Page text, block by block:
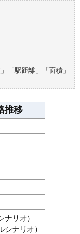
例
しよう
る？
「駅距離」「面積」
推移
ナリオ）
シナリオ）